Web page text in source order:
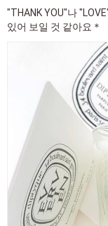
"THANK YOU"나
있어 보일 것 같아요＊